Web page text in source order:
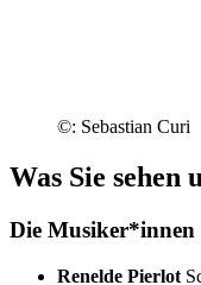
©: Sebastian Curi
Was Sie sehen
Die Musiker*innen
Renelde Pierlot